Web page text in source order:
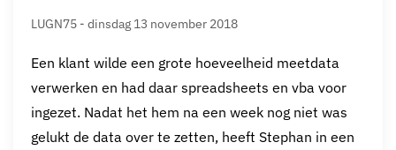
LUGN75 - dinsdag 13 november 2018
Een klant wilde een grote hoeveelheid meetdata
verwerken en had daar spreadsheets en vba voor
ingezet. Nadat het hem na een week nog niet was
gelukt de data over te zetten, heeft Stephan in een